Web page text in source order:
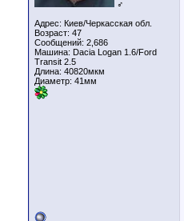
♂
Адрес: Киев/Черкасская обл.
Возраст: 47
Сообщений: 2,686
Машина: Dacia Logan 1.6/Ford
Transit 2.5
Длина: 40820мкм
Диаметр: 41мм